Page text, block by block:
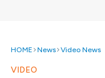
HOME News Video News
VIDEO